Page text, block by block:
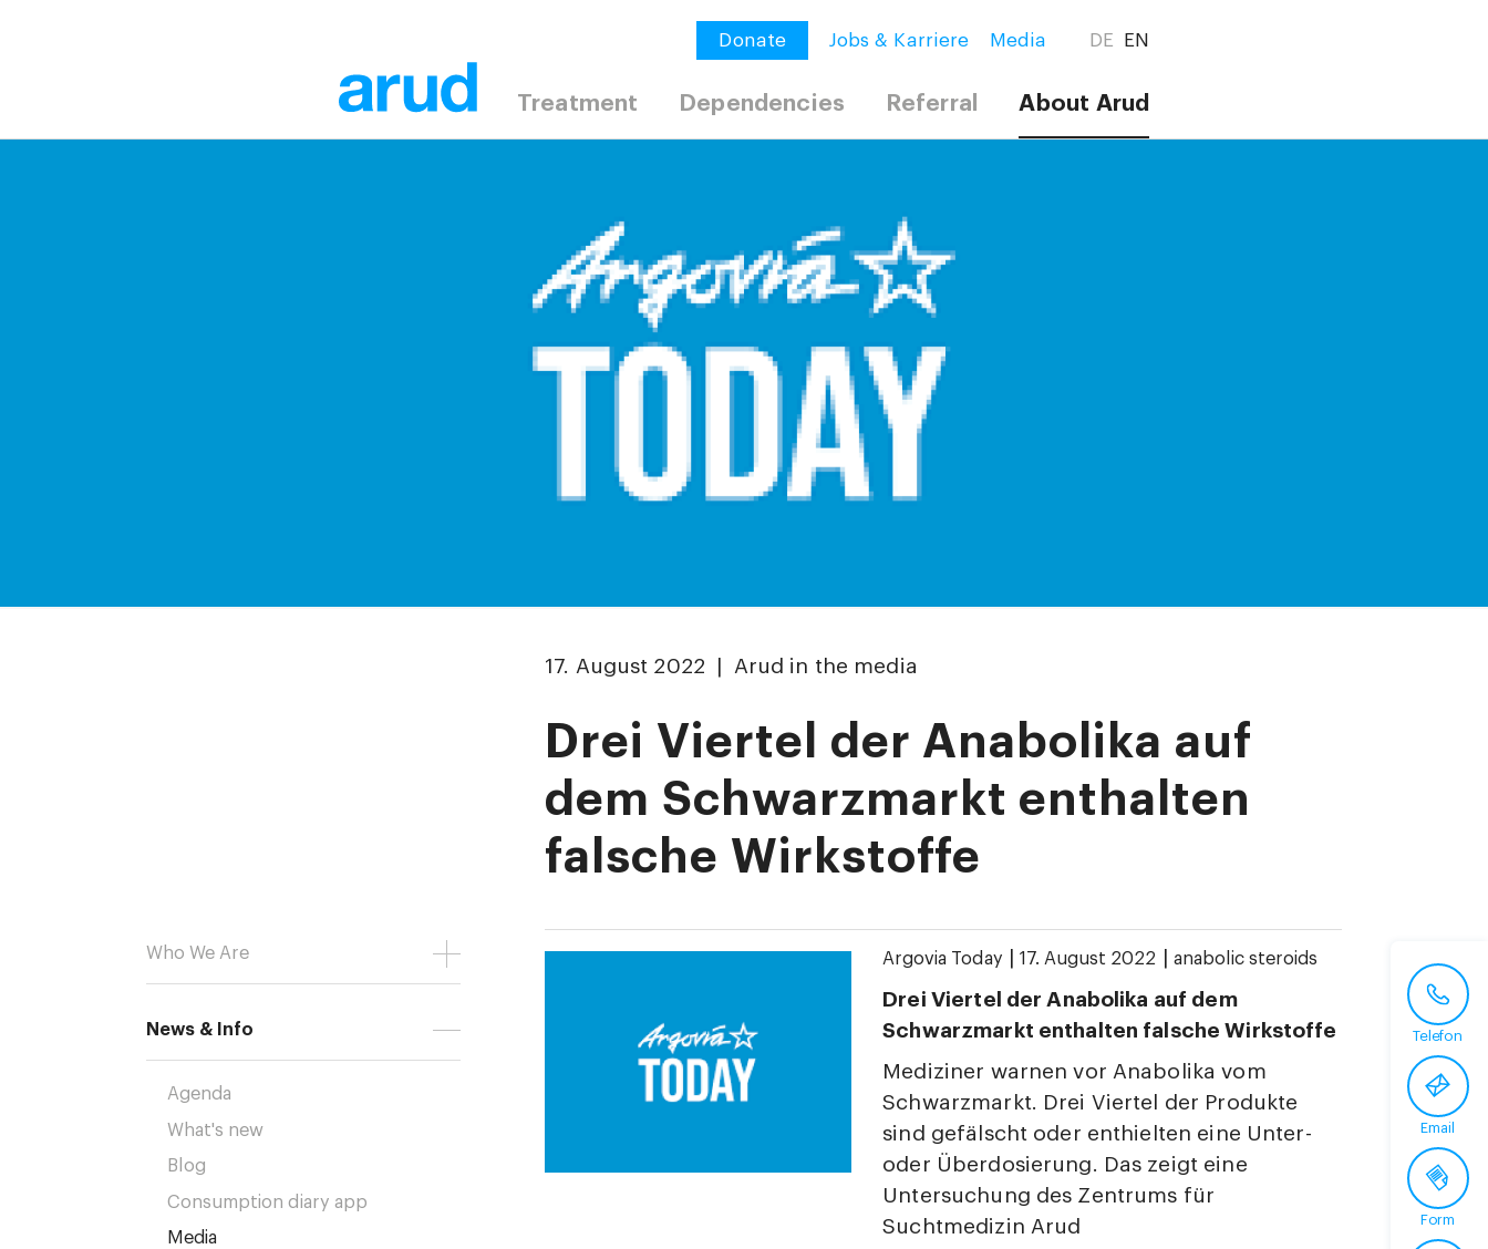
Donate Jobs & Karriere Media DE EN
Treatment Dependencies Referral About Arud
17. August 2022 | Arud in the media
Drei Viertel der Anabolika auf
dem Schwarzmarkt enthalten
falsche Wirkstoffe
Who We Are
News & Info
Agenda
What's new
Blog
Consumption diary app
Media
Argovia Today 17. August 2022 anabolic steroids
Drei Viertel der Anabolika auf dem
Schwarzmarkt enthalten falsche Wirkstoffe
Mediziner warnen vor Anabolika vom
Schwarzmarkt. Drei Viertel der Produkte
sind gefälscht oder enthielten eine Unter-
oder Überdosierung. Das zeigt eine
Untersuchung des Zentrums für
Suchtmedizin Arud
Telefon
Email
Form